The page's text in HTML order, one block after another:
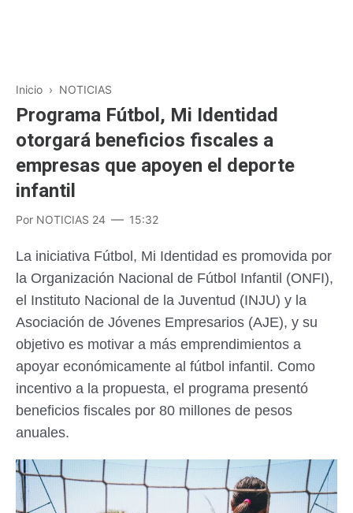
Inicio › NOTICIAS
Programa Fútbol, Mi Identidad
otorgará beneficios fiscales a
empresas que apoyen el deporte
infantil
Por NOTICIAS 24 15:32
La iniciativa Fútbol, Mi Identidad es promovida por
la Organización Nacional de Fútbol Infantil (ONFI),
el Instituto Nacional de la Juventud (INJU) y la
Asociación de Jóvenes Empresarios (AJE), y su
objetivo es motivar a más emprendimientos a
apoyar económicamente al fútbol infantil. Como
incentivo a la propuesta, el programa presentó
beneficios fiscales por 80 millones de pesos
anuales.